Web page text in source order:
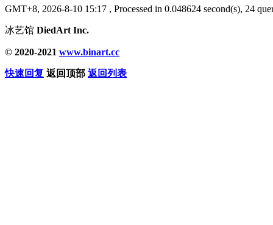
GMT+8, 2026-8-10 15:17 , Processed in 0.048624 second(s), 24
冰艺馆 DiedArt Inc.
© 2020-2021 www.binart.cc
快速回复 返回顶部 返回列表